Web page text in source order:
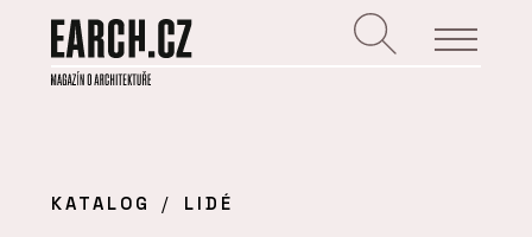
KATALOG LIDÉ